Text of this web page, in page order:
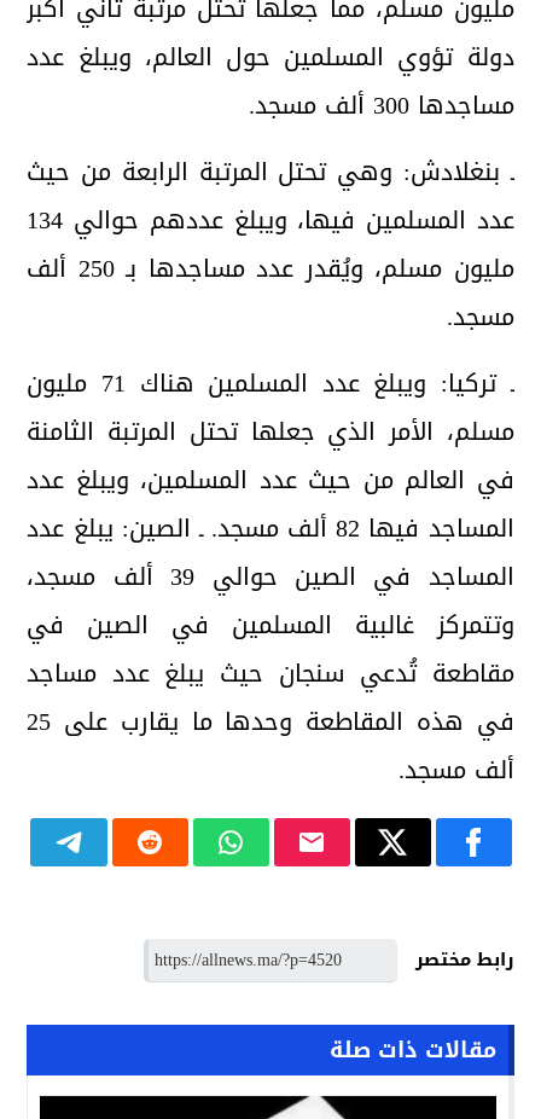
دولة تؤوي المسلمين حول العالم، ويبلغ عدد
مساجدها 300 ألف مسجد.
ـ بنغلادش: وهي تحتل المرتبة الرابعة من حيث
عدد المسلمين فيها، ويبلغ عددهم حوالي 134
مليون مسلم، ويُقدر عدد مساجدها بـ 250 ألف
مسجد.
ـ تركيا: ويبلغ عدد المسلمين هناك 71 مليون
مسلم، الأمر الذي جعلها تحتل المرتبة الثامنة
في العالم من حيث عدد المسلمين، ويبلغ عدد
المساجد فيها 82 ألف مسجد. ـ الصين: يبلغ عدد
المساجد في الصين حوالي 39 ألف مسجد،
وتتمركز غالبية المسلمين في الصين في
مقاطعة تُدعي سنجان حيث يبلغ عدد مساجد
في هذه المقاطعة وحدها ما يقارب على 25
ألف مسجد.
رابط مختصر
مقالات ذات صلة